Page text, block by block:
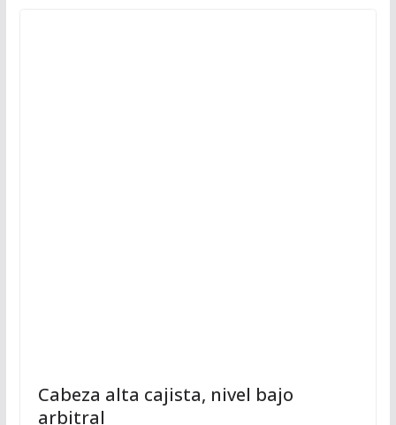
Cabeza alta cajista, nivel bajo
arbitral